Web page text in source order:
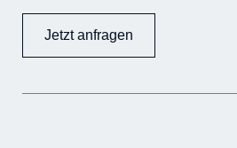
Jetzt anfragen